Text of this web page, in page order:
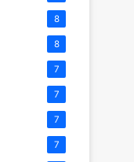
8
8
7
7
7
7